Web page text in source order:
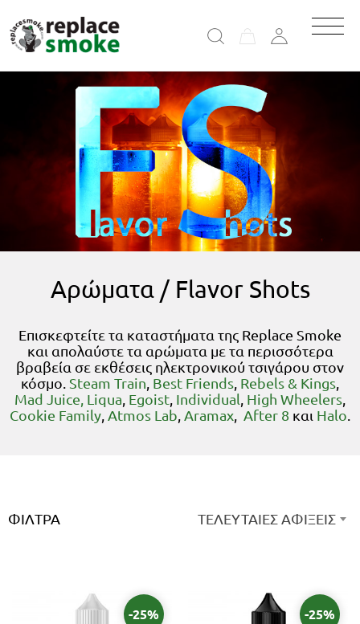
Αρώματα / Flavor Shots
Eπισκεφτείτε τα καταστήματα της Replace Smoke
και απολαύστε τα αρώματα με τα περισσότερα
βραβεία σε εκθέσεις ηλεκτρονικού τσιγάρου στον
κόσμο. Steam Train, Best Friends, Rebels & Kings,
Mad Juice, Liqua, Egoist, Individual, High Wheelers,
Cookie Family,Atmos Lab,Aramax, After 8 και Halo.
ΦΊΛΤΡΑ ΤΕΛΕΥΤΑΙΕΣ ΑΦΙΞΕΙΣ
-25% -25%